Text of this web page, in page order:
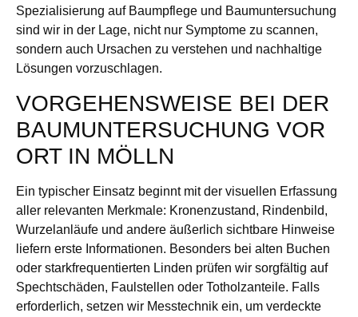
Spezialisierung auf Baumpflege und Baumuntersuchung
sind wir in der Lage, nicht nur Symptome zu scannen,
sondern auch Ursachen zu verstehen und nachhaltige
Lösungen vorzuschlagen.
VORGEHENSWEISE BEI DER
BAUMUNTERSUCHUNG VOR
ORT IN MÖLLN
Ein typischer Einsatz beginnt mit der visuellen Erfassung
aller relevanten Merkmale: Kronenzustand, Rindenbild,
Wurzelanläufe und andere äußerlich sichtbare Hinweise
liefern erste Informationen. Besonders bei alten Buchen
oder starkfrequentierten Linden prüfen wir sorgfältig auf
Spechtschäden, Faulstellen oder Totholzanteile. Falls
erforderlich, setzen wir Messtechnik ein, um verdeckte